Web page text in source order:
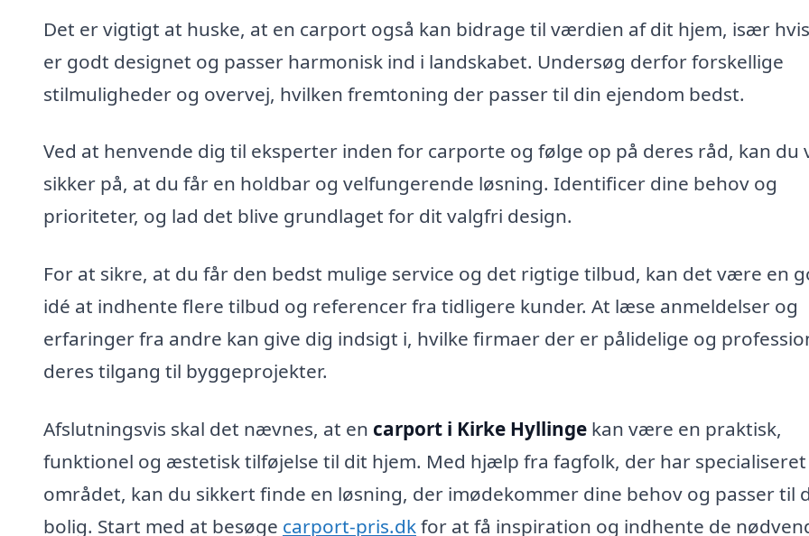
Det er vigtigt at huske, at en carport også kan bidrage til værdien af dit hjem, især
er godt designet og passer harmonisk ind i landskabet. Undersøg derfor forskellige
stilmuligheder og overvej, hvilken fremtoning der passer til din ejendom bedst.
Ved at henvende dig til eksperter inden for carporte og følge op på deres råd, kan du
sikker på, at du får en holdbar og velfungerende løsning. Identificer dine behov og
prioriteter, og lad det blive grundlaget for dit valgfri design.
For at sikre, at du får den bedst mulige service og det rigtige tilbud, kan det være en
idé at indhente flere tilbud og referencer fra tidligere kunder. At læse anmeldelser og
erfaringer fra andre kan give dig indsigt i, hvilke firmaer der er pålidelige og
deres tilgang til byggeprojekter.
Afslutningsvis skal det nævnes, at en carport i Kirke Hyllinge kan være en praktisk,
funktionel og æstetisk tilføjelse til dit hjem. Med hjælp fra fagfolk, der har specialiseret
området, kan du sikkert finde en løsning, der imødekommer dine behov og passer til
bolig. Start med at besøge carport-pris.dkfor at få inspiration og indhente de